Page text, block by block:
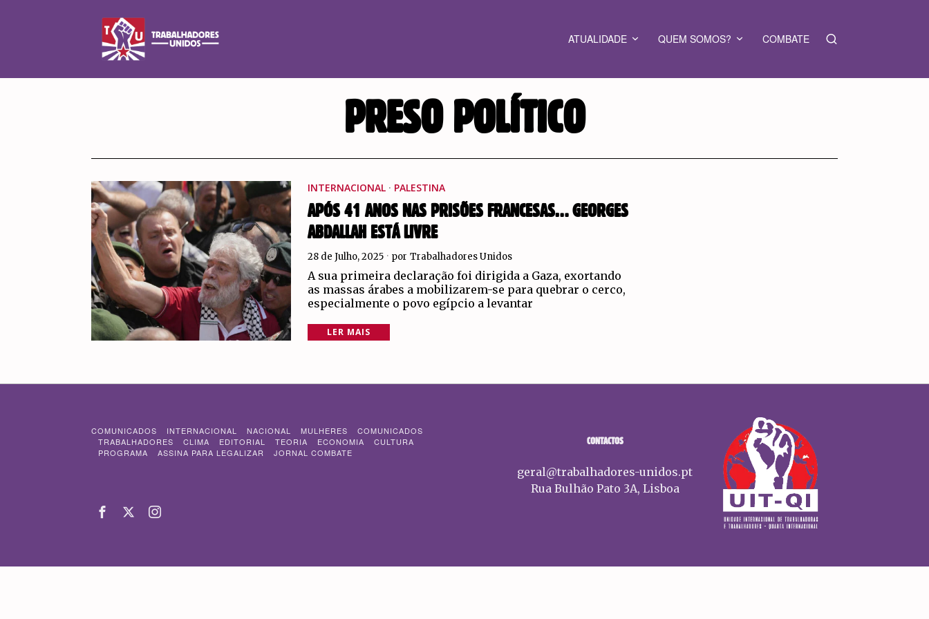
ATUALIDADE QUEM SOMOS? COMBATE
PRESO POLÍTICO
INTERNACIONAL · PALESTINA
APÓS 41 ANOS NAS PRISÕES FRANCESAS… GEORGES
ABDALLAH ESTÁ LIVRE
28 de Julho, 2025 por Trabalhadores Unidos
A sua primeira declaração foi dirigida a Gaza, exortando
as massas árabes a mobilizarem-se para quebrar o cerco,
especialmente o povo egípcio a levantar
LER MAIS
COMUNICADOS INTERNACIONAL NACIONAL MULHERES
COMUNICADOS
TRABALHADORES
CLIMA EDITORIAL TEORIA ECONOMIA
CULTURA
PROGRAMA
ASSINA PARA LEGALIZAR JORNAL COMBATE
CONTACTOS
geral@trabalhadores-unidos.pt
Rua Bulhão Pato 3A, Lisboa